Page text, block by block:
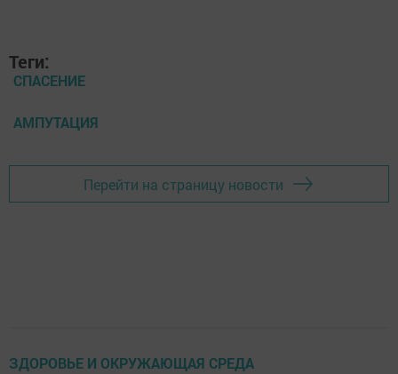
Теги:
СПАСЕНИЕ
АМПУТАЦИЯ
Перейти на страницу новости
ЗДОРОВЬЕ И ОКРУЖАЮЩАЯ СРЕДА